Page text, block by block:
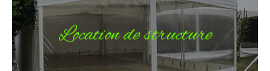
Location de structure